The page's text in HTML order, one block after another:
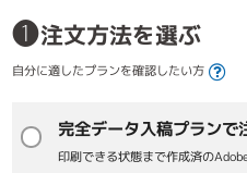
❶注文方法を選ぶ
自分に適したプランを確認したい方
完全データ入稿プランで
印刷できる状態まで作成済の